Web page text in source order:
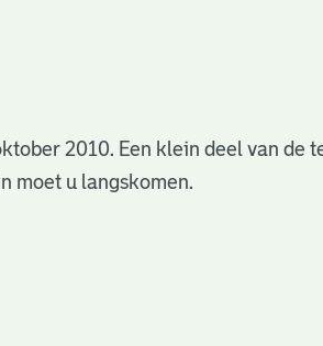
2010. Een klein deel van de
moet u langskomen.